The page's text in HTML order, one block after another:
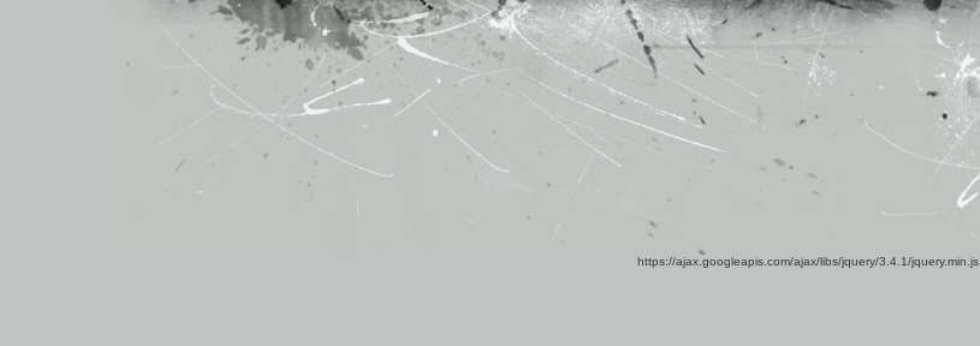
https://ajax.googleapis.com/ajax/libs/jquery/3.4.1/jquery.min.js